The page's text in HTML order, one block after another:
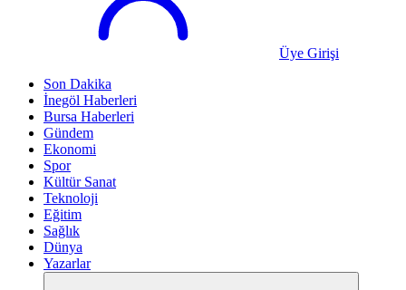
Üye Girişi
Son Dakika
İnegöl Haberleri
Bursa Haberleri
Gündem
Ekonomi
Spor
Kültür Sanat
Teknoloji
Eğitim
Sağlık
Dünya
Yazarlar